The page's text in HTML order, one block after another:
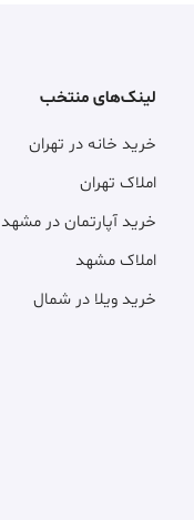
لینک‌های منتخب
خرید خانه در تهران
املاک تهران
خرید آپارتمان در مشهد
املاک مشهد
خرید ویلا در شمال